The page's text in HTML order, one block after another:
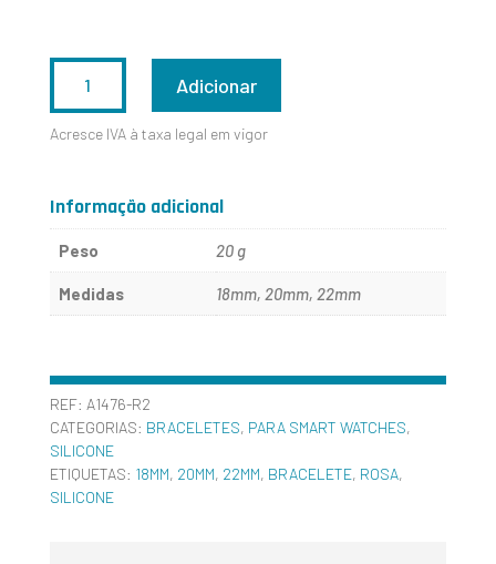
DE
Adicionar
Acresce IVA à taxa legal em vigor
Informação adicional
Peso 20 g
Medidas 18mm, 20mm, 22mm
REF: A1476-R2
CATEGORIAS: BRACELETES, PARA SMART WATCHES,
SILICONE
ETIQUETAS: 18MM, 20MM, 22MM, BRACELETE, ROSA,
SILICONE